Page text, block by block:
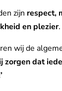
zijn respect,
en plezier.
wij de
zorgen dat